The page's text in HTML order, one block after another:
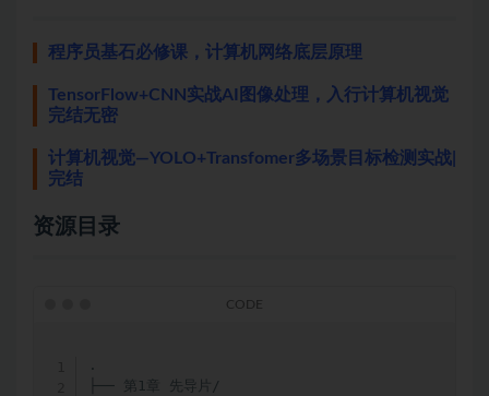
程序员基石必修课，计算机网络底层原理
TensorFlow+CNN实战AI图像处理，入行计算机视觉
完结无密
计算机视觉—YOLO+Transfomer多场景目标检测实战|
完结
资源目录
.
├── 第1章 先导片/